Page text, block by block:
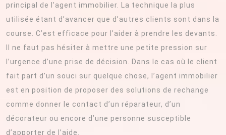
principal de l’agent immobilier. La technique la plus
utilisée étant d’avancer que d’autres clients sont dans la
course. C’est efficace pour l’aider à prendre les devants.
Il ne faut pas hésiter à mettre une petite pression sur
l’urgence d’une prise de décision. Dans le cas où le client
fait part d’un souci sur quelque chose, l’agent immobilier
est en position de proposer des solutions de rechange
comme donner le contact d’un réparateur, d’un
décorateur ou encore d’une personne susceptible
d’apporter de l’aide.